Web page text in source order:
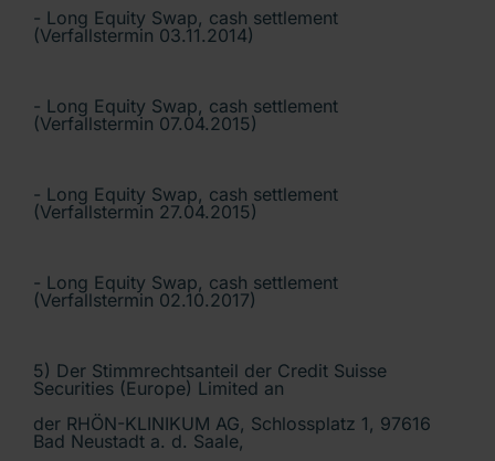
- Long Equity Swap, cash settlement
(Verfallstermin 03.11.2014)
- Long Equity Swap, cash settlement
(Verfallstermin 07.04.2015)
- Long Equity Swap, cash settlement
(Verfallstermin 27.04.2015)
- Long Equity Swap, cash settlement
(Verfallstermin 02.10.2017)
5) Der Stimmrechtsanteil der Credit Suisse
Securities (Europe) Limited an
der RHÖN-KLINIKUM AG, Schlossplatz 1, 97616
Bad Neustadt a. d. Saale,